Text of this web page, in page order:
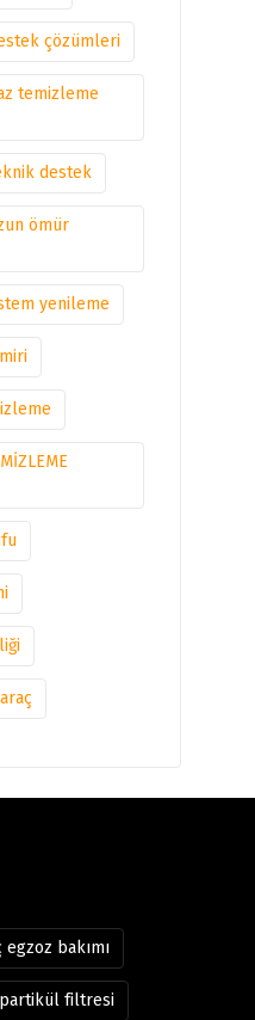
çözümleri
temizleme
destek
ömür
yenileme
egzoz bakımı
filtresi